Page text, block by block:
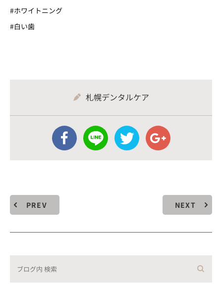
#ホワイトニング
#白い歯
札幌デンタルケア
PREV NEXT